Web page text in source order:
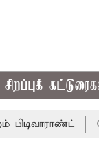
சிறப்புக்